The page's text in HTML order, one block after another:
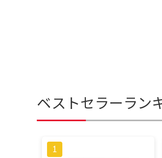
ベストセラーラン